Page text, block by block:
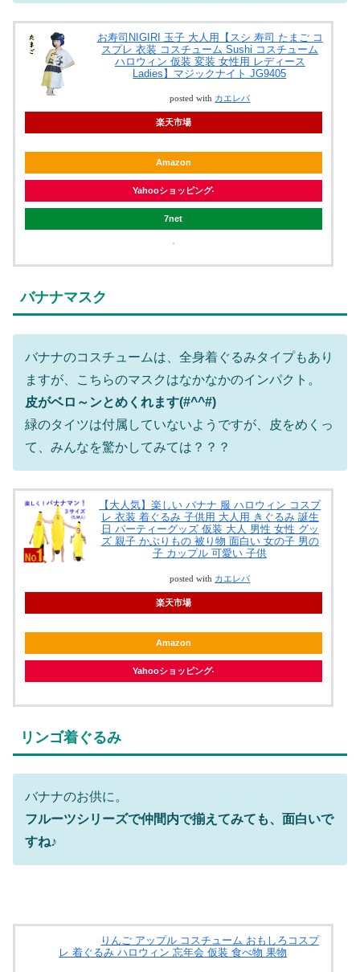
お寿司NIGIRI 玉子 大人用【スシ 寿司 たまご コ
スプレ 衣装 コスチューム Sushi コスチューム
ハロウィン 仮装 変装 女性用 レディース
Ladies】マジックナイト JG9405
posted with カエレバ
楽天市場
Amazon
Yahooショッピング
7net
バナナマスク
バナナのコスチュームは、全身着ぐるみタイプもあり
ますが、こちらのマスクはなかなかのインパクト。
皮がベロ～ンとめくれます(#^^#)
緑のタイツは付属していないようですが、皮をめくっ
て、みんなを驚かしてみては？？？
【大人気】楽しい バナナ 服 ハロウィン コスプ
レ 衣装 着ぐるみ 子供用 大人用 きぐるみ 誕生
日 パーティーグッズ 仮装 大人 男性 女性 グッ
ズ 親子 かぶりもの 被り物 面白い 女の子 男の
子 カップル 可愛い 子供
posted with カエレバ
楽天市場
Amazon
Yahooショッピング
リンゴ着ぐるみ
バナナのお供に。
フルーツシリーズで仲間内で揃えてみても、面白いで
すね♪
りんご アップル コスチューム おもしろコスプ
レ 着ぐるみ ハロウィン 忘年会 仮装 食べ物 果物